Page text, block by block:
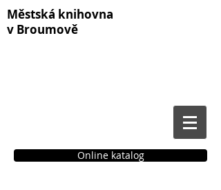
Městská knihovna
v Broumově
Online katalog